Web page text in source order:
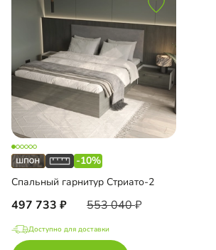
-10%
Спальный гарнитур Стриато-2
497 733 553 040
Доступно для доставки